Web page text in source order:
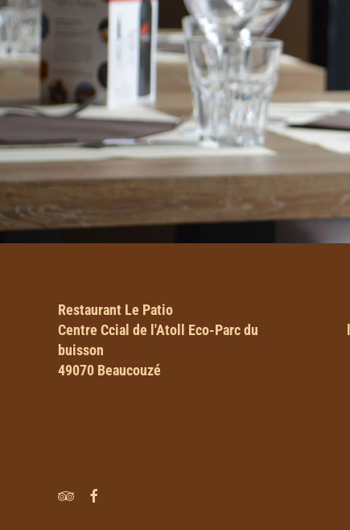
Restaurant Le Patio
Centre Ccial de l'Atoll Eco-Parc du
buisson
49070 Beaucouzé